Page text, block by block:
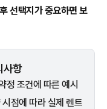
선택지가 중요하면 보
사항
정 조건에 따른 예시
점에 따라 실제 렌트